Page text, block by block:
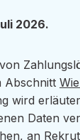
2026.
Abschnitt
wird
Daten
an